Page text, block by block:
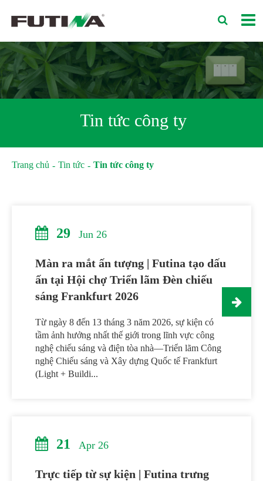
Tin tức công ty
Trang chủ Tin tức Tin tức công ty
29 Jun 26
Màn ra mắt ấn tượng | Futina tạo dấu
ấn tại Hội chợ Triển lãm Đèn chiếu
sáng Frankfurt 2026
Từ ngày 8 đến 13 tháng 3 năm 2026, sự kiện có
tầm ảnh hưởng nhất thế giới trong lĩnh vực công
nghệ chiếu sáng và điện tòa nhà—Triển lãm Công
nghệ Chiếu sáng và Xây dựng Quốc tế Frankfurt
(Light + Buildi...
21 Apr 26
Trực tiếp từ sự kiện | Futina trưng